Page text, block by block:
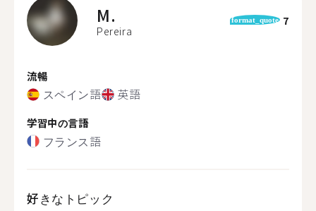
M.
Pereira
format_quote 7
流暢
スペイン語 英語
学習中の言語
フランス語
好きなトピック